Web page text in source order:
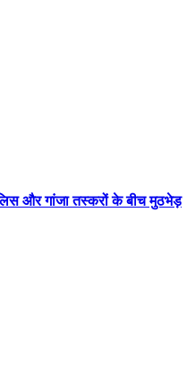
और गांजा तस्करों के बीच मुठभेड़